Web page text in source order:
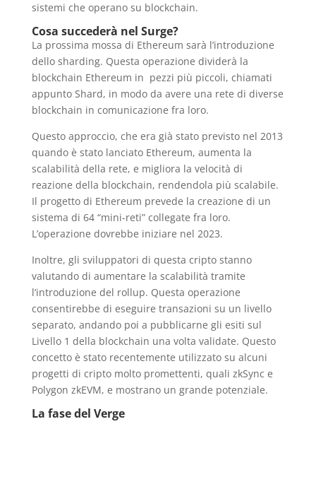
sistemi che operano su blockchain.
Cosa succederà nel Surge?
La prossima mossa di Ethereum sarà l’introduzione
dello sharding. Questa operazione dividerà la
blockchain Ethereum in pezzi più piccoli, chiamati
appunto Shard, in modo da avere una rete di diverse
blockchain in comunicazione fra loro.
Questo approccio, che era già stato previsto nel 2013
quando è stato lanciato Ethereum, aumenta la
scalabilità della rete, e migliora la velocità di
reazione della blockchain, rendendola più scalabile.
Il progetto di Ethereum prevede la creazione di un
sistema di 64 “mini-reti” collegate fra loro.
L’operazione dovrebbe iniziare nel 2023.
Inoltre, gli sviluppatori di questa cripto stanno
valutando di aumentare la scalabilità tramite
l’introduzione del rollup. Questa operazione
consentirebbe di eseguire transazioni su un livello
separato, andando poi a pubblicarne gli esiti sul
Livello 1 della blockchain una volta validate. Questo
concetto è stato recentemente utilizzato su alcuni
progetti di cripto molto promettenti, quali zkSync e
Polygon zkEVM, e mostrano un grande potenziale.
La fase del Verge